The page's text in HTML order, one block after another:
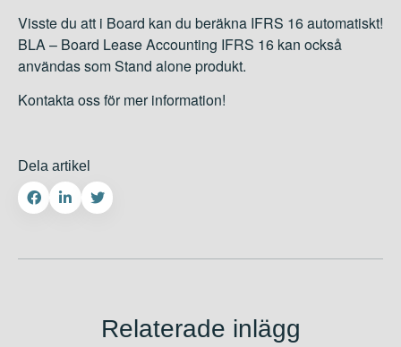
Visste du att i Board kan du beräkna IFRS 16 automatiskt!
BLA – Board Lease Accounting IFRS 16 kan också
användas som Stand alone produkt.
Kontakta oss för mer information!
Dela artikel
Relaterade inlägg